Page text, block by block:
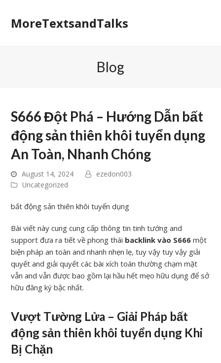
MoreTextsandTalks
Blog
S666 Đột Phá – Hướng Dẫn bất
động sản thiên khôi tuyển dụng
An Toàn, Nhanh Chóng
August 14, 2024
ezedon003
Uncategorized
bất động sản thiên khôi tuyển dụng
Bài viết này cung cung cấp thông tin tinh tướng and
support đưa ra tiết về phong thái backlink vào S666 một
biện pháp an toàn and nhanh nhẹn lẹ, tuy vậy tuy vậy giải
quyết and giải quyết các bài xích toán thường chạm mặt
vẫn and vẫn được bao gồm lại hầu hết mẹo hữu dụng để sở
hữu đăng ký bậc nhất.
Vượt Tường Lửa – Giải Pháp bất
động sản thiên khôi tuyển dụng Khi
Bị Chặn